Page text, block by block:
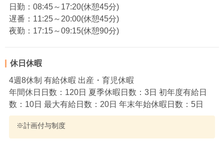
日勤：08:45～17:20(休憩45分)
遅番：11:25～20:00(休憩45分)
夜勤：17:15～09:15(休憩90分)
休日休暇
4週8休制 有給休暇 出産・育児休暇
年間休日日数：120日 夏季休暇日数：3日 初年度有給日
数：10日 最大有給日数：20日 年末年始休暇日数：5日
※計画付与制度